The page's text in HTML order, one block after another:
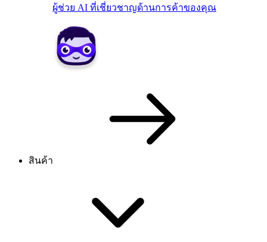
ผู้ช่วย AI ที่เชี่ยวชาญด้านการค้าของคุณ
สินค้า